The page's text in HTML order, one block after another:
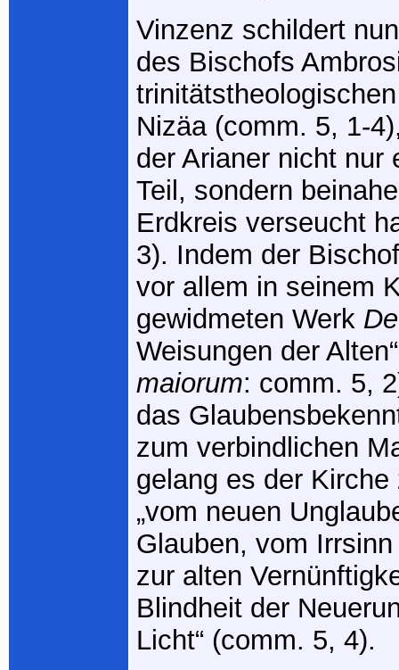
Vinzenz schildert
des Bischofs
Nizäa (comm. 5, 1-
der Arianer nicht nur
Teil, sondern
Erdkreis verseucht
3). Indem der
vor allem in seinem
gewidmeten Werk
Weisungen der
maiorum: comm. 5,
das
zum verbindlichen
gelang es der
„vom neuen
Glauben, vom
zur alten
Blindheit der
Licht“ (comm. 5, 4).